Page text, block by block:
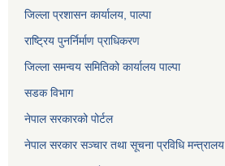
जिल्ला प्रशासन कार्यालय, पाल्पा
राष्ट्रिय पुनर्निर्माण प्राधिकरण
जिल्ला समन्वय समितिको कार्यालय पाल्पा
सडक विभाग
नेपाल सरकारको पोर्टल
नेपाल सरकार सञ्‍चार तथा सूचना प्रविधि मन्त्रालय